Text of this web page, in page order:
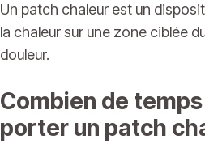
Un patch chaleur est un
la chaleur sur une zone ciblée
douleur.
Combien de
porter un patch